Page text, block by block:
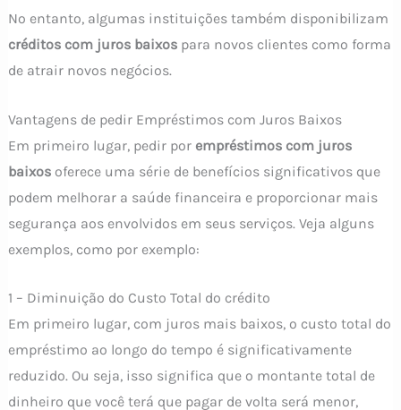
No entanto, algumas instituições também disponibilizam
créditos com juros baixospara novos clientes como forma
de atrair novos negócios.
Vantagens de pedir Empréstimos com Juros Baixos
Em primeiro lugar, pedir por empréstimos com juros
baixosoferece uma série de benefícios significativos que
podem melhorar a saúde financeira e proporcionar mais
segurança aos envolvidos em seus serviços. Veja alguns
exemplos, como por exemplo:
1 – Diminuição do Custo Total do crédito
Em primeiro lugar, com juros mais baixos, o custo total do
empréstimo ao longo do tempo é significativamente
reduzido. Ou seja, isso significa que o montante total de
dinheiro que você terá que pagar de volta será menor,